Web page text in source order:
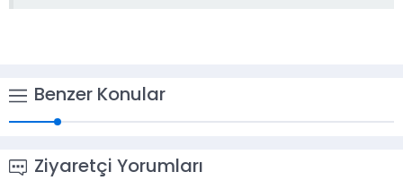
Benzer Konular
Ziyaretçi Yorumları